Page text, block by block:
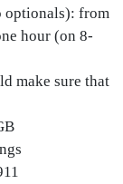
optionals): from
hour (on 8-
make sure that